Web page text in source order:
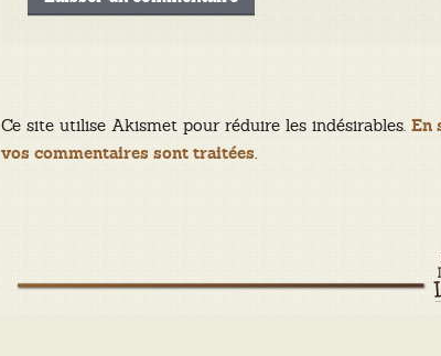
Ce site utilise Akismet pour réduire les indésirables.En
vos commentaires sont traitées.